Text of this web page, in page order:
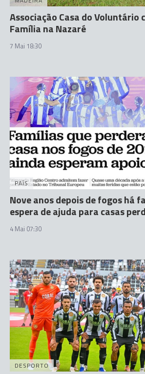
Associação Casa do Voluntário
Família na Nazaré
7 Mai 18:30
PAÍS
Nove anos depois de fogos há
espera de ajuda para casas
4 Mai 07:30
DESPORTO